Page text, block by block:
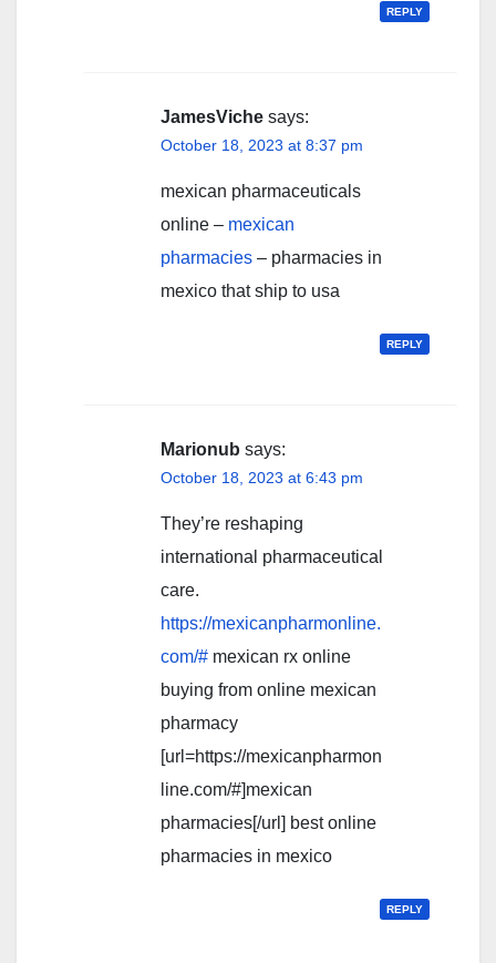
REPLY
JamesViche says:
October 18, 2023 at 8:37 pm
mexican pharmaceuticals
online – mexican
pharmacies – pharmacies in
mexico that ship to usa
REPLY
Marionub says:
October 18, 2023 at 6:43 pm
They’re reshaping
international pharmaceutical
care.
https://mexicanpharmonline.
com/# mexican rx online
buying from online mexican
pharmacy
[url=https://mexicanpharmon
line.com/#]mexican
pharmacies[/url] best online
pharmacies in mexico
REPLY